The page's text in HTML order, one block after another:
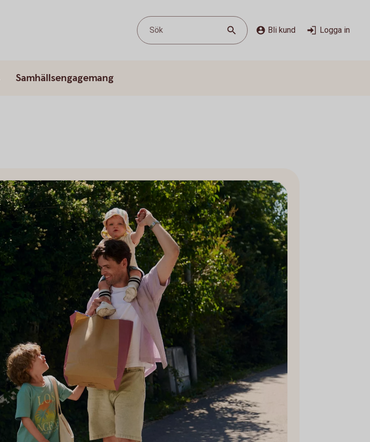
Sök Bli kund Logga in
Samhällsengagemang